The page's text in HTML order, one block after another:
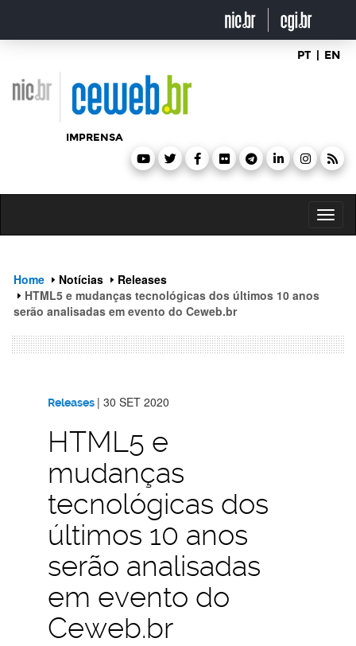
o
PT | EN
IMPRENSA
Home Notícias
Releases
HTML5 e mudanças tecnológicas dos últimos 10 anos
serão analisadas em evento do Ceweb.br
Releases | 30 SET 2020
HTML5 e
mudanças
tecnológicas dos
últimos 10 anos
serão analisadas
em evento do
Ceweb.br